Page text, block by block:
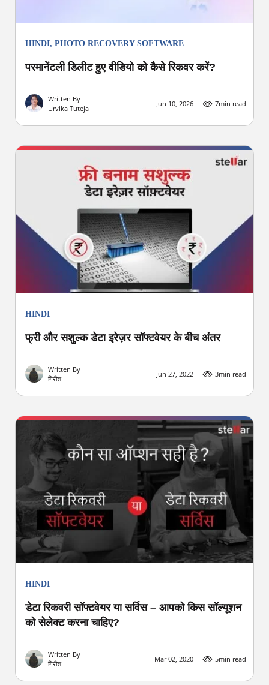
HINDI, PHOTO RECOVERY SOFTWARE
परमानेंटली डिलीट हुए वीडियो को कैसे रिकवर करें?
Written By
Urvika Tuteja
Jun 10, 2026 7min read
HINDI
फ्री और सशुल्क डेटा इरेज़र सॉफ्टवेयर के बीच अंतर
Written By
गिरीश
Jun 27, 2022 3min read
HINDI
डेटा रिकवरी सॉफ्टवेयर या सर्विस – आपको किस सॉल्यूशन
को सेलेक्ट करना चाहिए?
Written By
गिरीश
Mar 02, 2020 5min read